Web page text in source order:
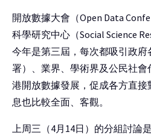
開放數據大會（Open Data
科學研究中心（Social Science
今年是第三屆，每次都吸引政
署）、業界、學術界及公民社
港開放數據發展，促成各方直
息也比較全面、客觀。
上周三（4月14日）的分組討論